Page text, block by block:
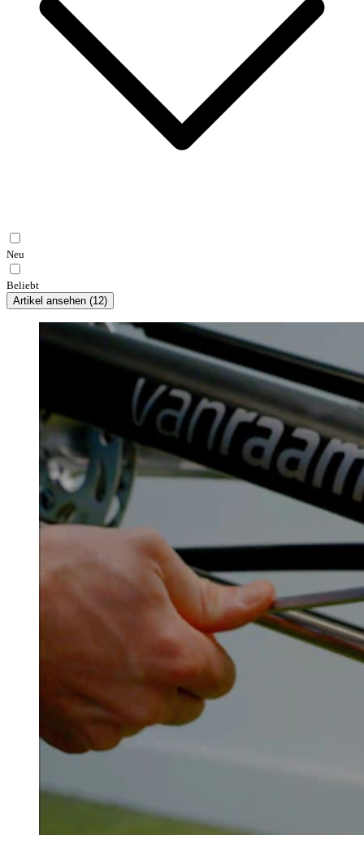
Neu
Beliebt
Artikel ansehen (12)